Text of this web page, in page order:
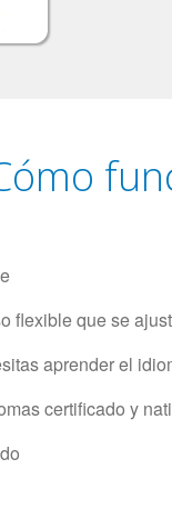
flexible que se
aprender el
certificado y